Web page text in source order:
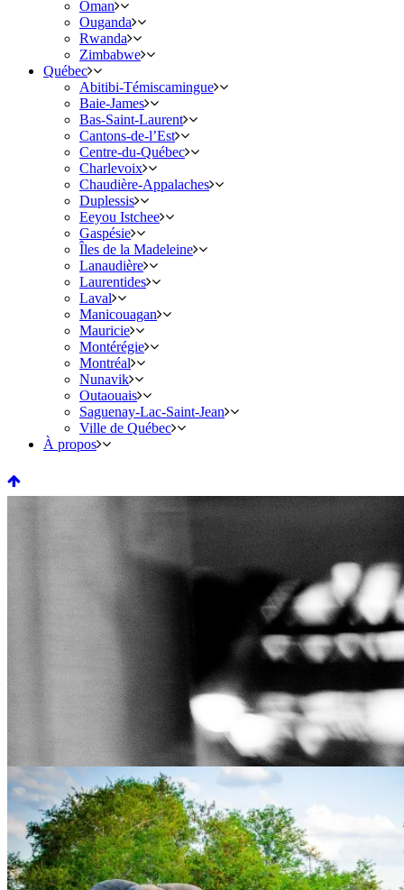
Oman
Ouganda
Rwanda
Zimbabwe
Québec
Abitibi-Témiscamingue
Baie-James
Bas-Saint-Laurent
Cantons-de-l’Est
Centre-du-Québec
Charlevoix
Chaudière-Appalaches
Duplessis
Eeyou Istchee
Gaspésie
Îles de la Madeleine
Lanaudière
Laurentides
Laval
Manicouagan
Mauricie
Montérégie
Montréal
Nunavik
Outaouais
Saguenay-Lac-Saint-Jean
Ville de Québec
À propos